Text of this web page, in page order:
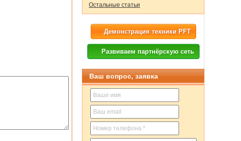
Остальные статьи
Демонстрация техники PFT
Развиваем партнёрскую сеть
Ваш вопрос, заявка